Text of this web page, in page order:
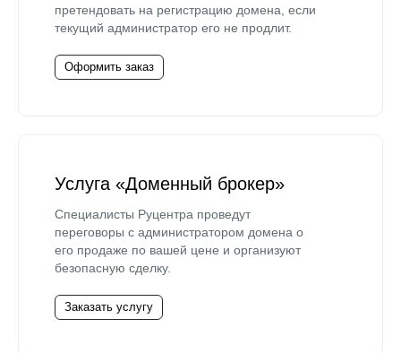
претендовать на регистрацию домена, если
текущий администратор его не продлит.
Оформить заказ
Услуга «Доменный брокер»
Специалисты Руцентра проведут
переговоры с администратором домена о
его продаже по вашей цене и организуют
безопасную сделку.
Заказать услугу